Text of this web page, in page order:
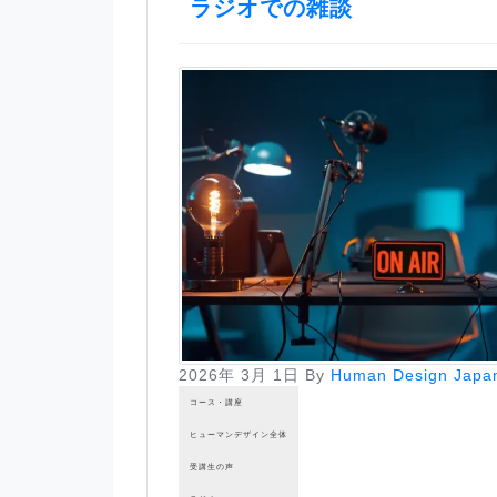
ラジオでの雑談
2026年 3月 1日 By Human Design
コース・講座
ヒューマンデザイン全体
受講生の声